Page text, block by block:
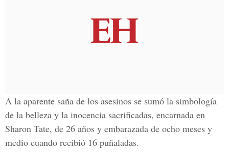
A la aparente saña de los asesinos se sumó la simbología
de la belleza y la inocencia sacrificadas, encarnada en
Sharon Tate, de 26 años y embarazada de ocho meses y
medio cuando recibió 16 puñaladas.